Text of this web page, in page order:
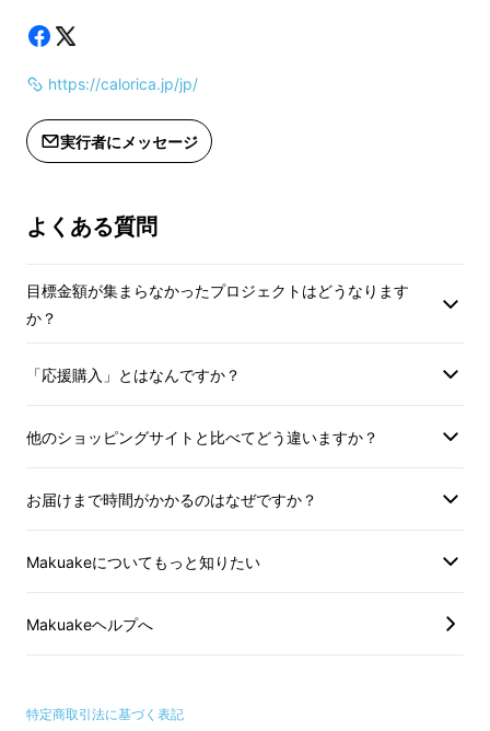
たいてい美味しいと感じるものは
ています。 ダイエットしてもすぐにリバウン
わっていないからです。
す。
カロリカは普段食べている料理のままでok!
余計な油が縁に溜まってカロリーがカットでき
しずつ意識が変わってくるはずです。
https://calorica.jp/jp/
実行者にメッセージ
よくある質問
目標金額が集まらなかったプロジェクトはどうなります
か？
「応援購入」とはなんですか？
他のショッピングサイトと比べてどう違いますか？
お届けまで時間がかかるのはなぜですか？
Makuakeについてもっと知りたい
Makuakeヘルプへ
特定商取引法に基づく表記